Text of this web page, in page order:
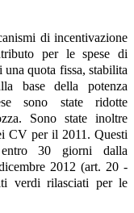
di incentivazione
per le spese di
quota fissa, stabilita
base della potenza
sono state ridotte
Sono state inoltre
CV per il 2011. Questi
30 giorni dalla
2012 (art. 20 -
verdi rilasciati per le